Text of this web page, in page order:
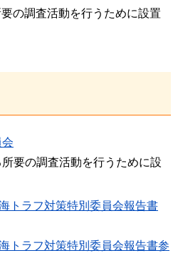
の調査活動を行うために設置
要の調査活動を行うために設
トラフ対策特別委員会報告書
トラフ対策特別委員会報告書参